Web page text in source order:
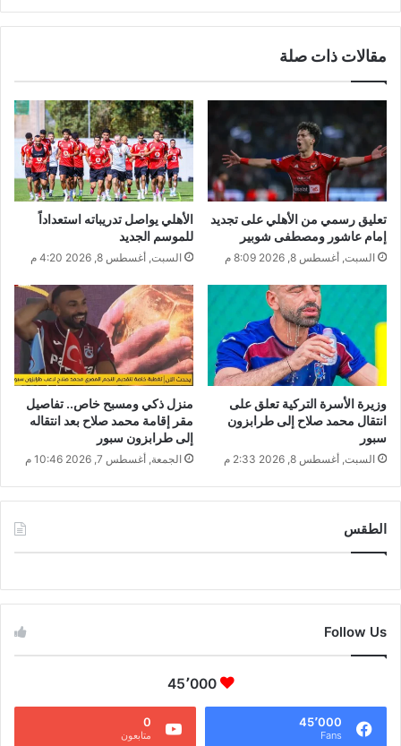
مقالات ذات صلة
تعليق رسمي من الأهلي على تجديد
إمام عاشور ومصطفى شوبير
السبت, أغسطس 8, 2026 8:09 م
الأهلي يواصل تدريباته استعداداً
للموسم الجديد
السبت, أغسطس 8, 2026 4:20 م
وزيرة الأسرة التركية تعلق على
انتقال محمد صلاح إلى طرابزون
سبور
السبت, أغسطس 8, 2026 2:33 م
منزل ذكي ومسبح خاص.. تفاصيل
مقر إقامة محمد صلاح بعد انتقاله
إلى طرابزون سبور
الجمعة, أغسطس 7, 2026 10:46 م
الطقس
Follow Us
45٬000
45٬000
Fans
0
متابعون